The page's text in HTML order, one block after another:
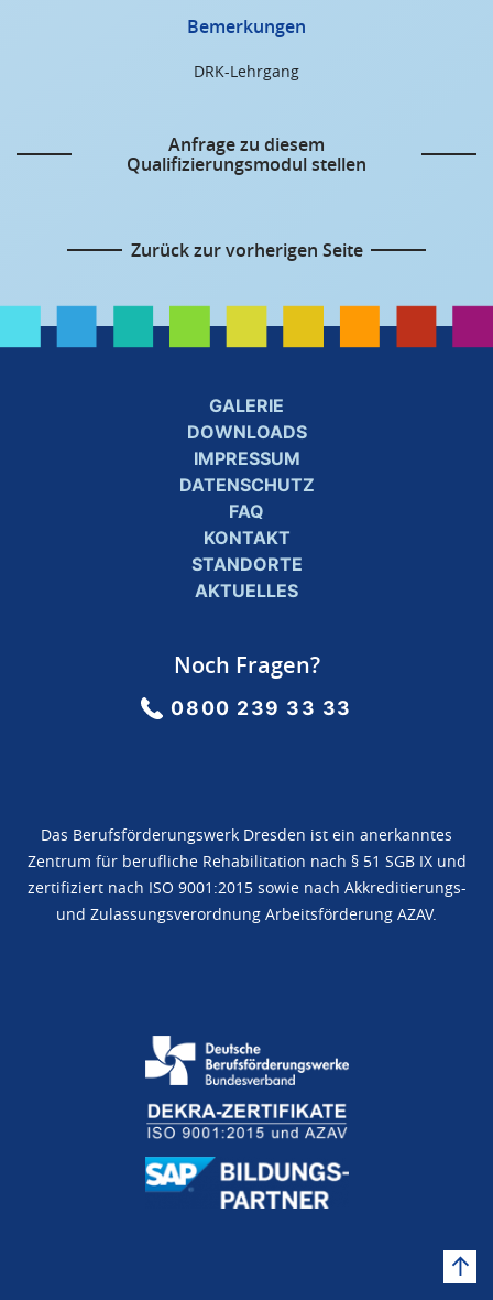
Bemerkungen
DRK-Lehrgang
Anfrage zu diesem
Qualifizierungsmodul stellen
Zurück zur vorherigen Seite
GALERIE
DOWNLOADS
IMPRESSUM
DATENSCHUTZ
FAQ
KONTAKT
STANDORTE
AKTUELLES
Noch Fragen?
0800 239 33 33
Das Berufsförderungswerk Dresden ist ein anerkanntes
Zentrum für berufliche Rehabilitation nach § 51 SGB IX und
zertifiziert nach ISO 9001:2015 sowie nach Akkreditierungs-
und Zulassungsverordnung Arbeitsförderung AZAV.